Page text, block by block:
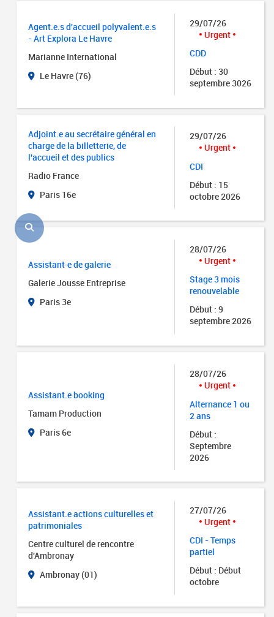
Agent.e.s d'accueil polyvalent.e.s
- Art Explora Le Havre
Marianne International
Le Havre (76)
29/07/26
Urgent
CDD
Début : 30
septembre 3026
Adjoint.e au secrétaire général en
charge de la billetterie, de
l'accueil et des publics
Radio France
Paris 16e
29/07/26
Urgent
CDI
Début : 15
octobre 2026
Assistant·e de galerie
Galerie Jousse Entreprise
Paris 3e
28/07/26
Urgent
Stage 3 mois
renouvelable
Début : 9
septembre 2026
Assistant.e booking
Tamam Production
Paris 6e
28/07/26
Urgent
Alternance 1 ou
2 ans
Début :
Septembre
2026
Assistant.e actions culturelles et
patrimoniales
Centre culturel de rencontre
d'Ambronay
Ambronay (01)
27/07/26
Urgent
CDI - Temps
partiel
Début : Début
octobre